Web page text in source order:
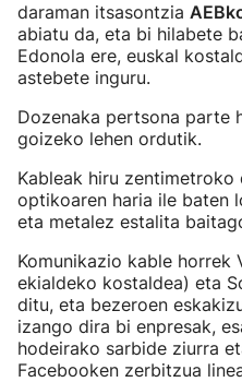
daraman itsasontzia
abiatu da, eta bi hilabete
Edonola ere, euskal
astebete inguru.
Dozenaka pertsona parte
goizeko lehen ordutik.
Kableak hiru
optikoaren haria ile baten
eta metalez estalita
Komunikazio kable horrek
ekialdeko kostaldea) eta
ditu, eta bezeroen
izango dira bi enpresak,
hodeirako sarbide ziurra
Facebooken zerbitzua